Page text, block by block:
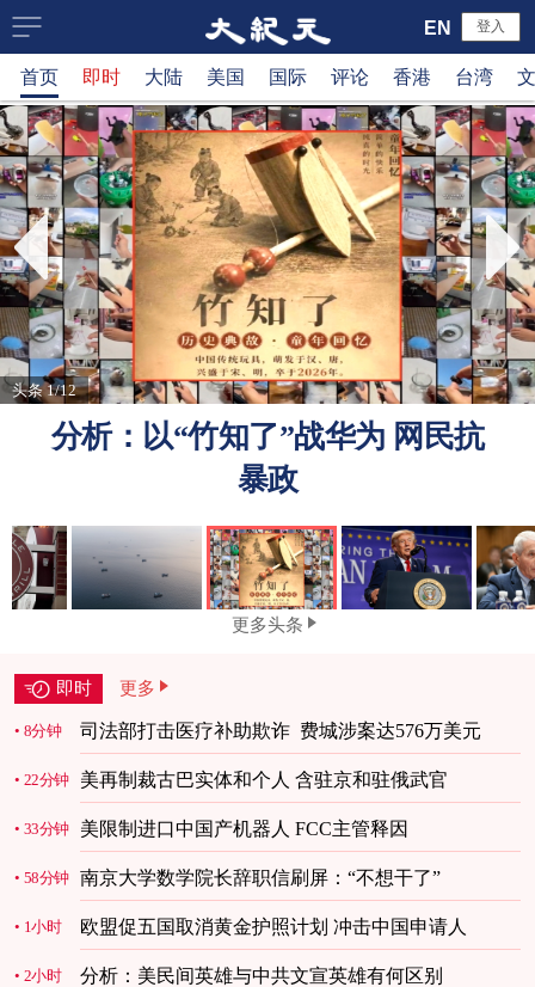
大
纪
元
新
闻
网
登入
EN
首页 即时 大陆 美国 国际 评论 香港 台湾
头条 1/12
分析：以“竹知了”战华为 网民抗
暴政
更多头条
即时 更多
8分钟 司法部打击医疗补助欺诈 费城涉案达576万美元
22分钟 美再制裁古巴实体和个人 含驻京和驻俄武官
33分钟 美限制进口中国产机器人 FCC主管释因
58分钟 南京大学数学院长辞职信刷屏：“不想干了”
1小时 欧盟促五国取消黄金护照计划 冲击中国申请人
2小时 分析：美民间英雄与中共文宣英雄有何区别